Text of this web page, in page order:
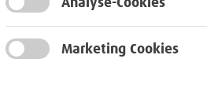
Marketing Cookies